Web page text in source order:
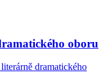
oboru
dramatického